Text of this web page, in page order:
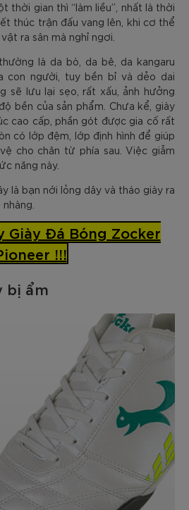
thời gian thì “làm liều”, nhất là thời
thúc trận đấu vang lên, khi cơ thể
ra sân mà nghỉ ngơi.
là da bò, da bê, da kangaru
con người, tuy bền bỉ và dẻo dai
sẽ lưu lại sẹo, rất xấu, ảnh hưởng
bền của sản phẩm. Chưa kể, giày
cao cấp, phần gót được gia cố rất
có lớp đệm, lớp định hình để giúp
cho chân từ phía sau. Việc giẫm
năng này.
là bạn nới lỏng dây và tháo giày ra
Giày Đá Bóng Zocker
!!!
bị ẩm